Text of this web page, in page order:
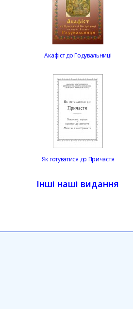
Акафіст до Годувальниці
Як готуватися до Причастя
Інші наші видання